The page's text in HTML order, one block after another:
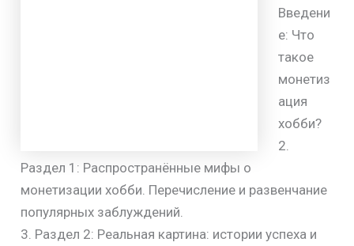
Введени
е: Что
такое
монетиз
ация
хобби?
2.
Раздел 1: Распространённые мифы о
монетизации хобби. Перечисление и развенчание
популярных заблуждений.
3. Раздел 2: Реальная картина: истории успеха и